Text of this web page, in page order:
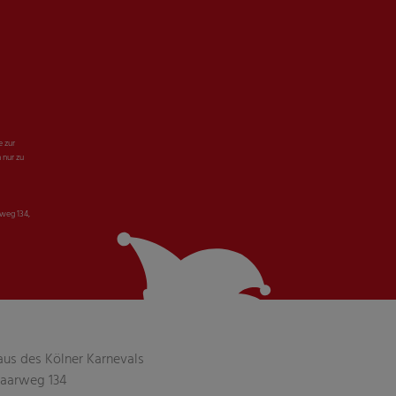
zur
zu
134,
des Kölner Karnevals
134